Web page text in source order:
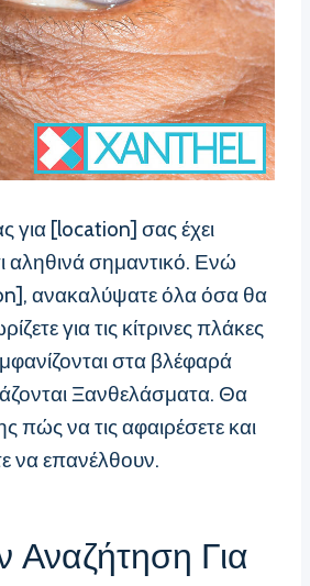
για [location] σας έχει
αληθινά σημαντικό. Ενώ
ανακαλύψατε όλα όσα θα
για τις κίτρινες πλάκες
στα βλέφαρά
Ξανθελάσματα. Θα
πώς να τις αφαιρέσετε και
να επανέλθουν.
Αναζήτηση Για